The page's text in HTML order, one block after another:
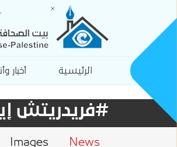
الرئيسية أخبار
#فريدريتش
News
Images